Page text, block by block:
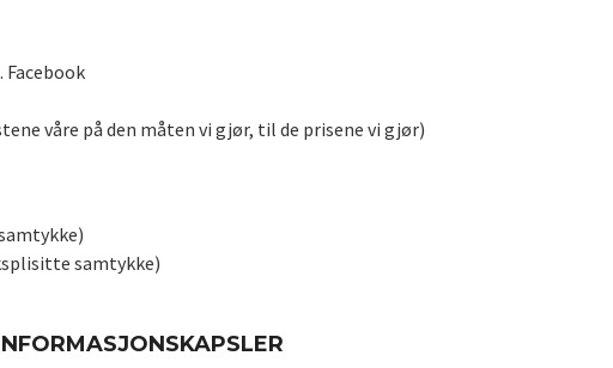
Facebook
våre på den måten vi gjør, til de prisene vi gjør)
samtykke)